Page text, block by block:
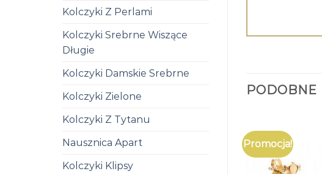
Kolczyki Z Perlami
Kolczyki Srebrne Wiszące
Długie
Kolczyki Damskie Srebrne
Kolczyki Zielone
Kolczyki Z Tytanu
Nausznica Apart
Kolczyki Klipsy
PODOBNE
Promocja!